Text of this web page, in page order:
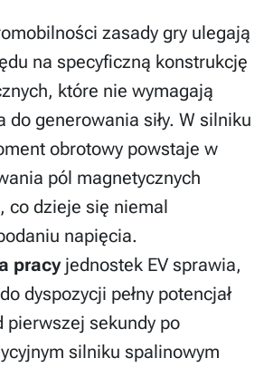
zasady gry ulegają
na specyficzną konstrukcję
które nie wymagają
do generowania siły. W silniku
obrotowy powstaje w
pól magnetycznych
co dzieje się niemal
napięcia.
pracy jednostek EV sprawia,
dyspozycji pełny potencjał
pierwszej sekundy po
silniku spalinowym